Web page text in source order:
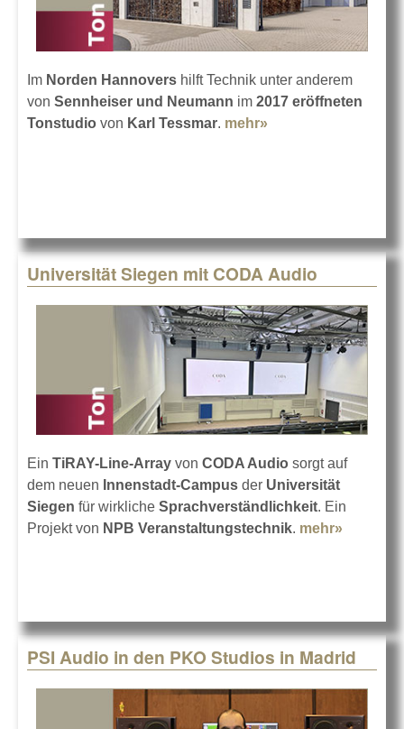
Im Norden Hannovers hilft Technik unter anderem
von Sennheiser und Neumann im 2017 eröffneten
Tonstudio von Karl Tessmar. mehr»
Universität Siegen mit CODA Audio
Ein TiRAY-Line-Array von CODA Audio sorgt auf
dem neuen Innenstadt-Campus der Universität
Siegen für wirkliche Sprachverständlichkeit. Ein
Projekt von NPB Veranstaltungstechnik. mehr»
PSI Audio in den PKO Studios in Madrid